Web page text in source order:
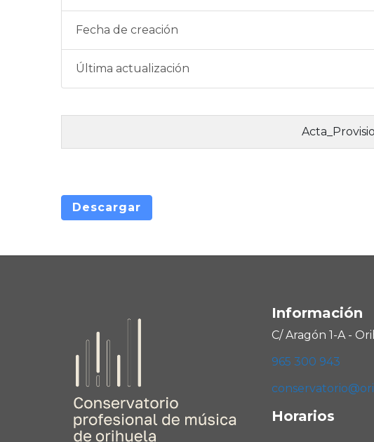
Fecha de creación
Última actualización
Descargar
Información
C/ Aragón 1-A -
965 300 943
Horarios